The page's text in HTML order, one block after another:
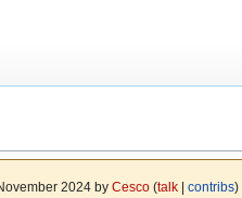
2024 by Cesco (talk| contribs)